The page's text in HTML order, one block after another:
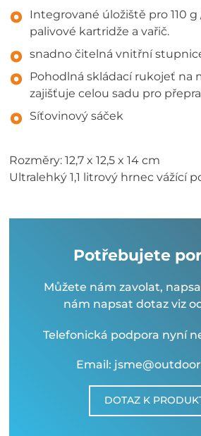
Integrované úložiště pro 110
palivové kartridže a vařič.
snadno čitelná vnitřní
Pohodlná skládací rukojeť na
zajišťuje celou sadu pro
Síťovinový sáček
Rozměry: 12,7 x 12,5 x 14 cm
Ultralehký 1,1 litrový hrnec vážící
Potřebujete
Můžete nám zavolat,
nám napsat dotaz viz
Telefonická podpora nyní
Email:
DOTAZ K